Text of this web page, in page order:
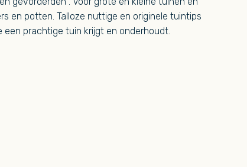
en potten. Talloze nuttige en originele tuintips
een prachtige tuin krijgt en onderhoudt.